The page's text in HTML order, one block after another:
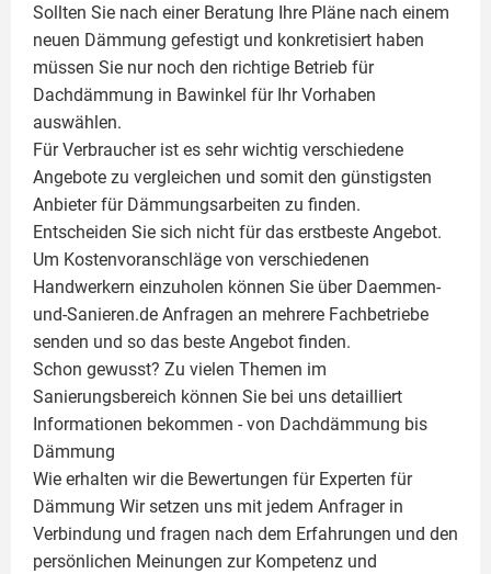
Sollten Sie nach einer Beratung Ihre Pläne nach einem
neuen Dämmung gefestigt und konkretisiert haben
müssen Sie nur noch den richtige Betrieb für
Dachdämmung in Bawinkel für Ihr Vorhaben
auswählen.
Für Verbraucher ist es sehr wichtig verschiedene
Angebote zu vergleichen und somit den günstigsten
Anbieter für Dämmungsarbeiten zu finden.
Entscheiden Sie sich nicht für das erstbeste Angebot.
Um Kostenvoranschläge von verschiedenen
Handwerkern einzuholen können Sie über Daemmen-
und-Sanieren.de Anfragen an mehrere Fachbetriebe
senden und so das beste Angebot finden.
Schon gewusst? Zu vielen Themen im
Sanierungsbereich können Sie bei uns detailliert
Informationen bekommen - von Dachdämmung bis
Dämmung
Wie erhalten wir die Bewertungen für Experten für
Dämmung Wir setzen uns mit jedem Anfrager in
Verbindung und fragen nach dem Erfahrungen und den
persönlichen Meinungen zur Kompetenz und